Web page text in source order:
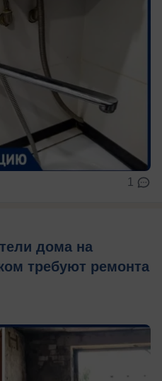
1
дома на
требуют ремонта